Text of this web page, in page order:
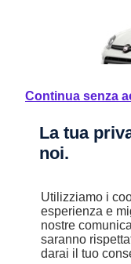
Nuovo
Panda
Continua senza
La tua
noi.
Utilizziamo i
esperienza e
nostre
saranno
darai il tuo